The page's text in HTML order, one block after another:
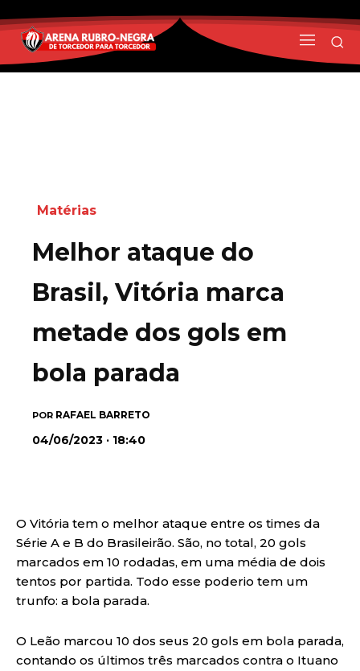
Matérias
Melhor ataque do
Brasil, Vitória marca
metade dos gols em
bola parada
POR RAFAEL BARRETO
04/06/2023 · 18:40
O Vitória tem o melhor ataque entre os times da
Série A e B do Brasileirão. São, no total, 20 gols
marcados em 10 rodadas, em uma média de dois
tentos por partida. Todo esse poderio tem um
trunfo: a bola parada.
O Leão marcou 10 dos seus 20 gols em bola parada,
contando os últimos três marcados contra o Ituano